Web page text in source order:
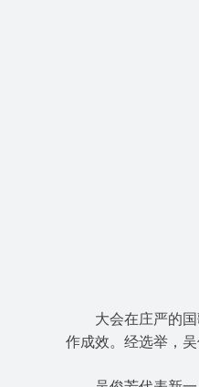
大会在庄严的国歌
作成效。经选举，